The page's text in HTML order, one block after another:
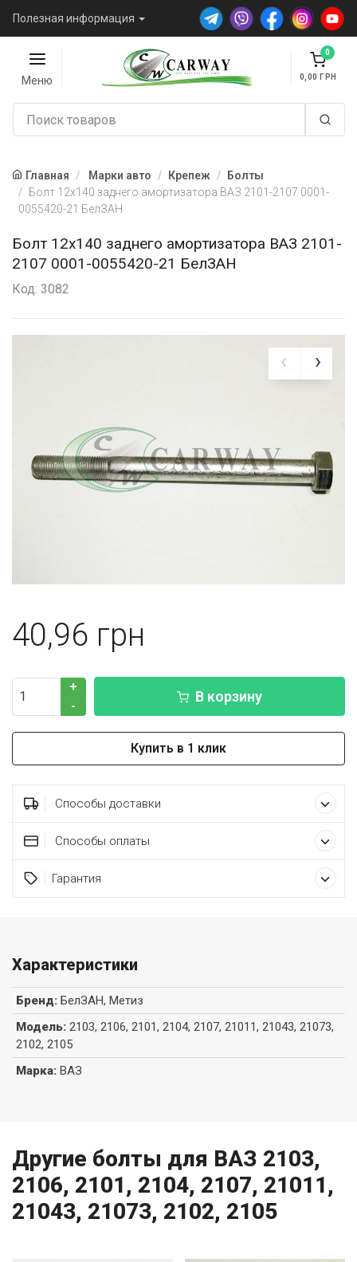
Полезная информация
Меню
0
0,00
Главная Марки авто Крепеж
Болты
Болт 12х140 заднего амортизатора ВАЗ 2101-2107 0001-
0055420-21 БелЗАН
Болт 12х140 заднего амортизатора ВАЗ 2101-
2107 0001-0055420-21 БелЗАН
Код: 3082
40,96
+
-
В корзину
Купить в 1 клик
Способы доставки
Способы оплаты
Гарантия
Характеристики
Бренд: БелЗАН, Метиз
Модель: 2103, 2106, 2101, 2104, 2107, 21011, 21043, 21073,
2102, 2105
Марка: ВАЗ
Другие болты для ВАЗ 2103,
2106, 2101, 2104, 2107, 21011,
21043, 21073, 2102, 2105